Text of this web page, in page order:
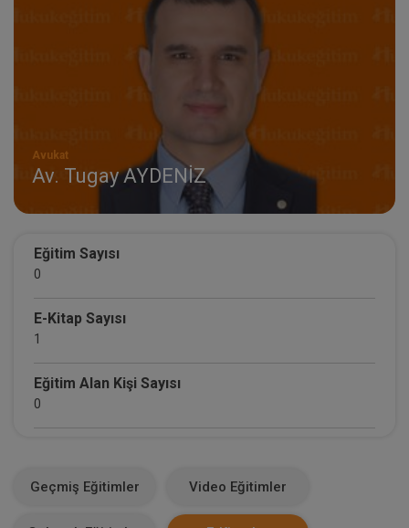
Avukat
Av. Tugay AYDENİZ
Eğitim Sayısı
0
E-Kitap Sayısı
1
Eğitim Alan Kişi Sayısı
0
Geçmiş Eğitimler Video Eğitimler